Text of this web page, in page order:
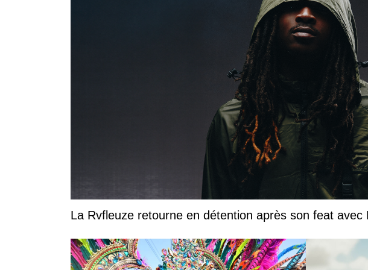
La Rvfleuze retourne en détention après son feat avec